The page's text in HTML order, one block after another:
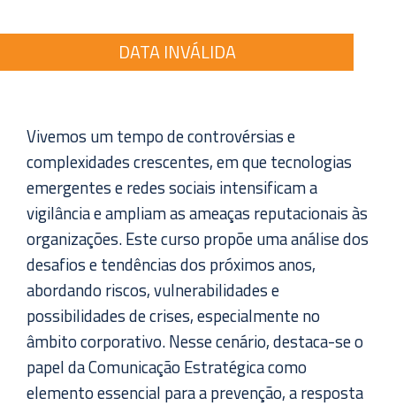
DATA INVÁLIDA
Vivemos um tempo de controvérsias e
complexidades crescentes, em que tecnologias
emergentes e redes sociais intensificam a
vigilância e ampliam as ameaças reputacionais às
organizações. Este curso propõe uma análise dos
desafios e tendências dos próximos anos,
abordando riscos, vulnerabilidades e
possibilidades de crises, especialmente no
âmbito corporativo. Nesse cenário, destaca-se o
papel da Comunicação Estratégica como
elemento essencial para a prevenção, a resposta